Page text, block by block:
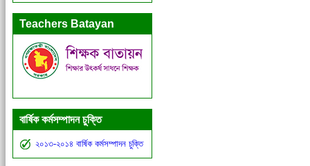
Teachers Batayan
বার্ষিক কর্মসম্পাদন চুক্তি
২০১৩-২০১৪ বার্ষিক কর্মসম্পাদন চুক্তি